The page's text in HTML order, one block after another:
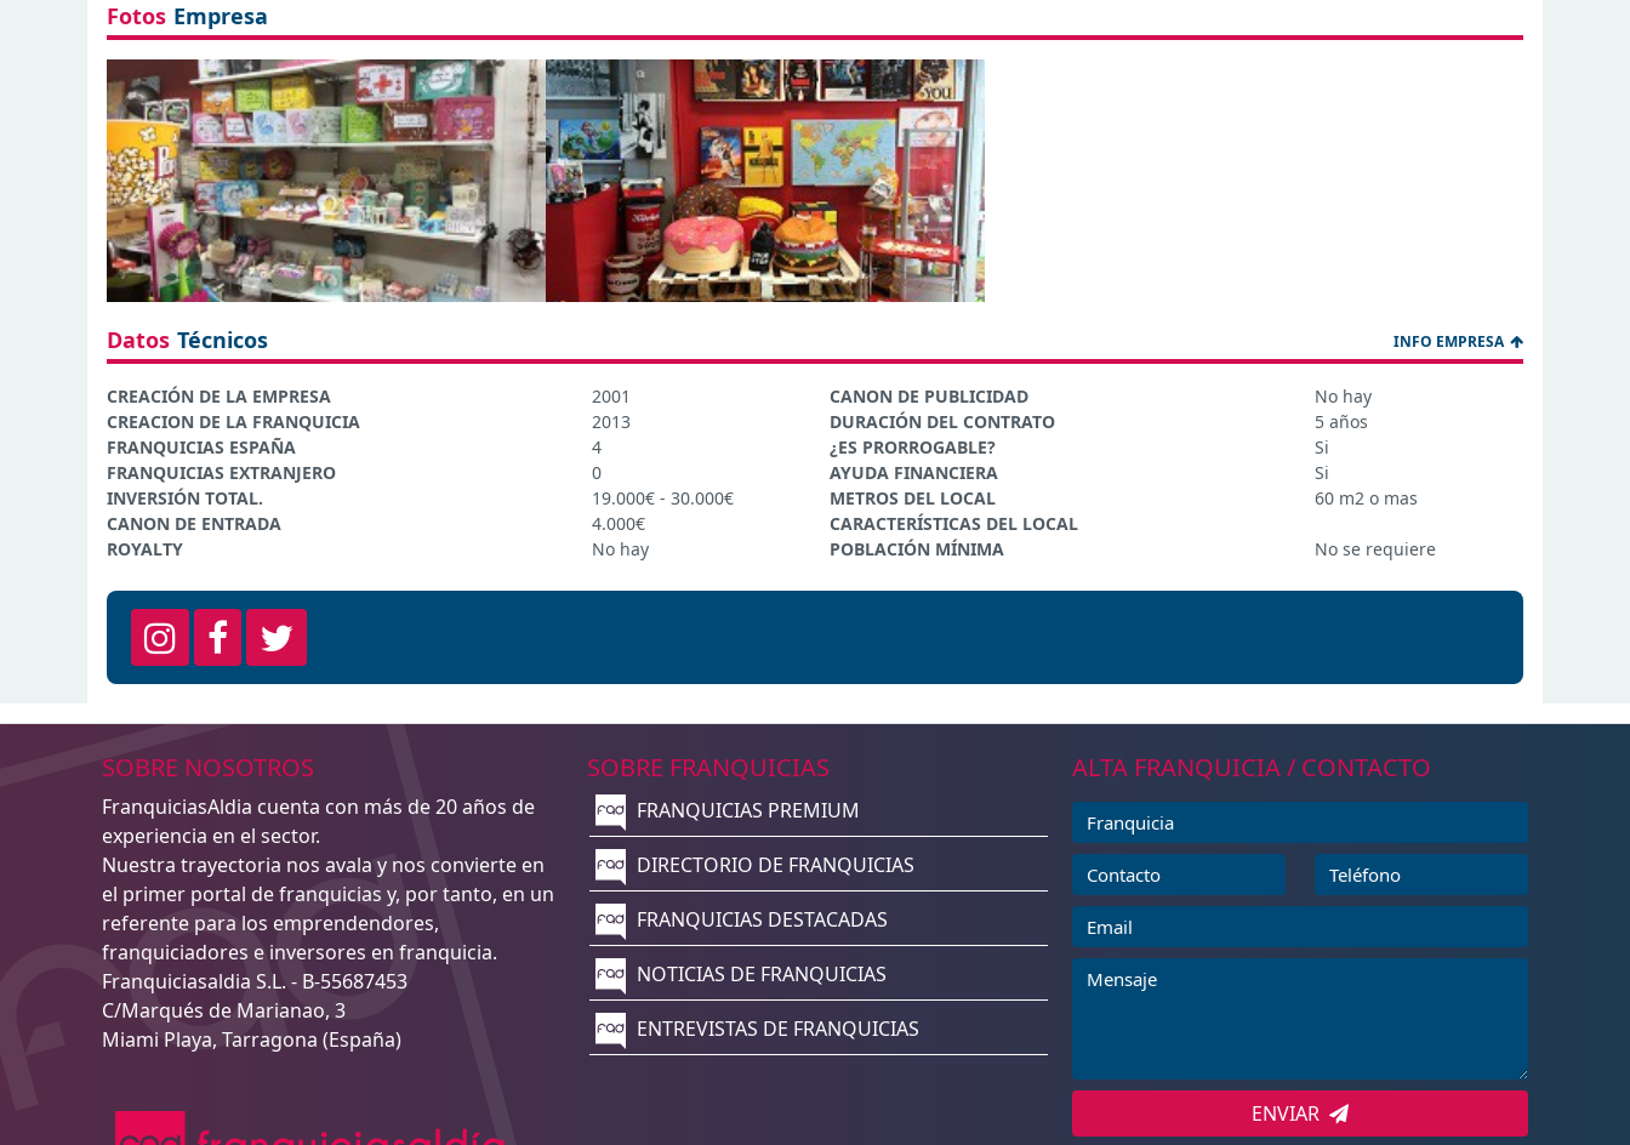
Fotos Empresa
Datos Técnicos INFO EMPRESA
CREACIÓN DE LA EMPRESA
2001
CREACION DE LA FRANQUICIA
2013
FRANQUICIAS ESPAÑA
4
FRANQUICIAS EXTRANJERO
0
INVERSIÓN TOTAL.
19.000€ - 30.000€
CANON DE ENTRADA
4.000€
ROYALTY
No hay
CANON DE PUBLICIDAD
No hay
DURACIÓN DEL CONTRATO
5 años
¿ES PRORROGABLE?
Si
AYUDA FINANCIERA
Si
METROS DEL LOCAL
60 m2 o mas
CARACTERÍSTICAS DEL LOCAL
POBLACIÓN MÍNIMA
No se requiere
SOBRE NOSOTROS
FranquiciasAldia cuenta con más de 20 años de
experiencia en el sector.
Nuestra trayectoria nos avala y nos convierte en
el primer portal de franquicias y, por tanto, en un
referente para los emprendendores,
franquiciadores e inversores en franquicia.
Franquiciasaldia S.L. - B-55687453
C/Marqués de Marianao, 3
Miami Playa, Tarragona (España)
SOBRE FRANQUICIAS
FRANQUICIAS PREMIUM
DIRECTORIO DE FRANQUICIAS
FRANQUICIAS DESTACADAS
NOTICIAS DE FRANQUICIAS
ENTREVISTAS DE FRANQUICIAS
ALTA FRANQUICIA / CONTACTO
ENVIAR